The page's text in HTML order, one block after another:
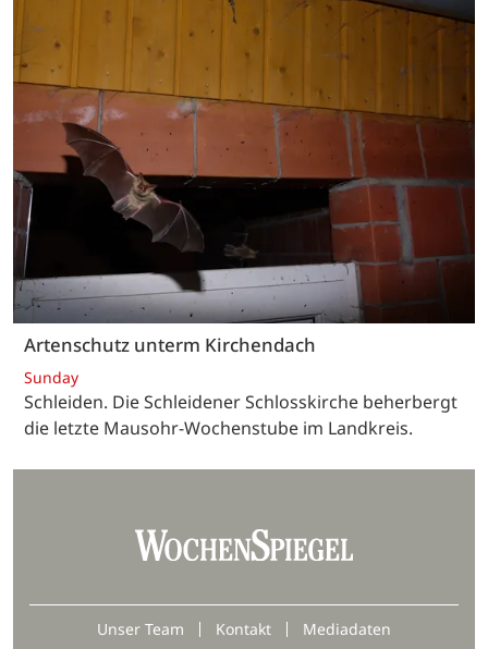
Artenschutz unterm Kirchendach
Sunday
Schleiden. Die Schleidener Schlosskirche beherbergt
die letzte Mausohr-Wochenstube im Landkreis.
Unser Team Kontakt Mediadaten